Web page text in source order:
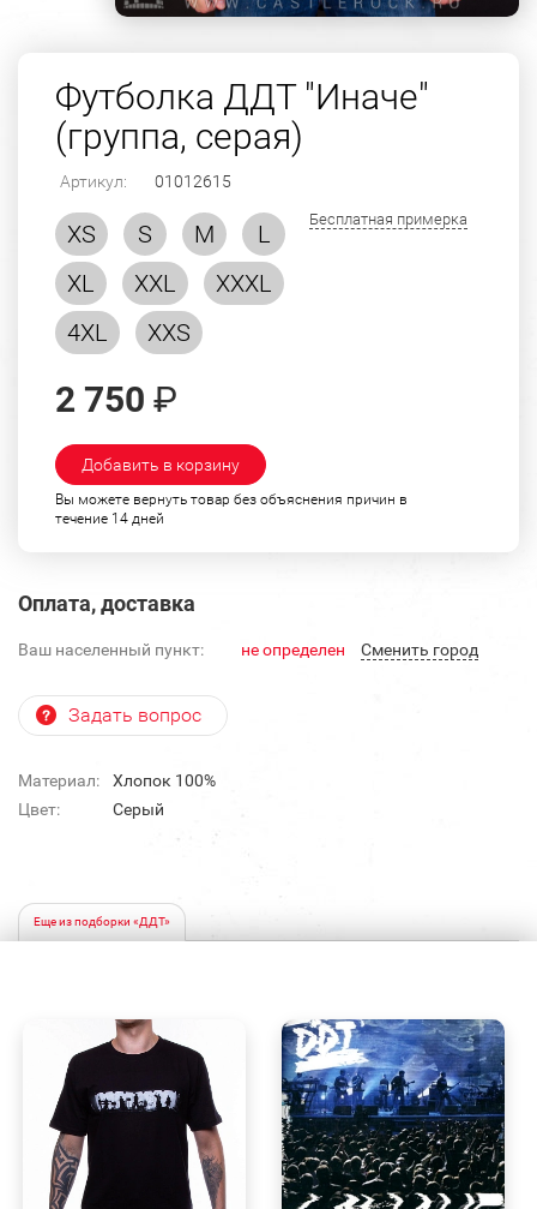
Футболка ДДТ "Иначе"
(группа, серая)
Артикул: 01012615
XS S M
L
XL
XXL
XXXL
4XL
XXS
Бесплатная примерка
2 750 ₽
Добавить в корзину
Вы можете вернуть товар без объяснения причин в
течение 14 дней
Оплата, доставка
Ваш населенный пункт: не определен Cменить город
Задать вопрос
Материал:
Хлопок 100%
Цвет:
Серый
Еще из подборки «ДДТ»